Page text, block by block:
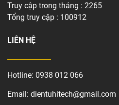
Truy cập trong tháng : 2265
Tổng truy cập : 100912
LIÊN HỆ
Hotline: 0938 012 066
Email: dientuhitech@gmail.com